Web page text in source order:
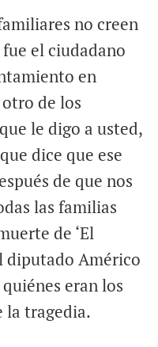
no creen
el ciudadano
en
de los
le digo a usted,
dice que ese
de que nos
las familias
de ‘El
diputado Américo
eran los
la tragedia.